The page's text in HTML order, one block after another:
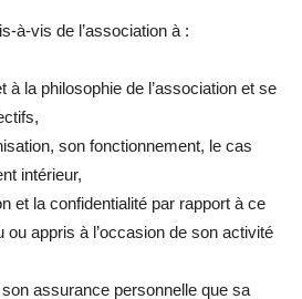
à-vis de l’association à :
à la philosophie de l’association et se
son fonctionnement, le cas
intérieur,
et la confidentialité par rapport à ce
ou appris à l’occasion de son activité
assurance personnelle que sa